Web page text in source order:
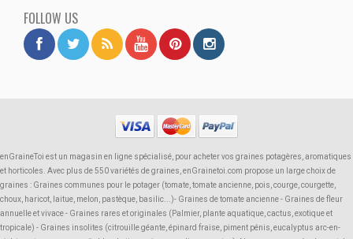
FOLLOW US
enGraineToi est un magasin en ligne spécialisé, pour acheter vos graines potagères, aromatiques
et horticoles. Avec plus de 550 variétés de graines, enGrainetoi.com propose un large choix de
graines : Graines communes pour le potager (tomate, tomate ancienne, pois, courge, courgette,
choux, haricot, laitue, melon, pastèque, basilic...)- Graines de tomate ancienne - Graines de fleur
annuelle et vivace - Graines rares et originales (Palmier, plante aquatique, cactus, exotique et
tropicale) - Graines insolites (citrouille géante, épinard fraise, piment pénis, eucalyptus arc-en-